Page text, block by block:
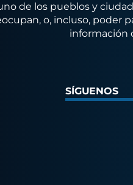
de los pueblos y
o, incluso, poder
información
SÍGUENOS